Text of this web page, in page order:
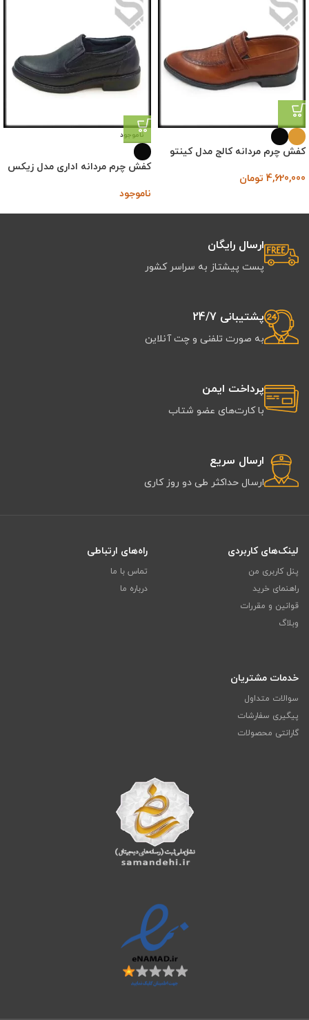
کفش چرم مردانه کالج مدل کینتو
4,620,000 تومان
ناموجود
کفش چرم مردانه اداری مدل زیکس
ناموجود
ارسال رایگان
پست پیشتاز به سراسر کشور
پشتیبانی 24/7
به صورت تلفنی و چت آنلاین
پرداخت ایمن
با کارت‌های عضو شتاب
ارسال سریع
ارسال حداکثر طی دو روز کاری
لینک‌های کاربردی
پنل کاربری من
راهنمای خرید
قوانین و مقررات
وبلاگ
راه‌های ارتباطی
تماس با ما
درباره ما
خدمات مشتریان
سوالات متداول
پیگیری سفارشات
گارانتی محصولات